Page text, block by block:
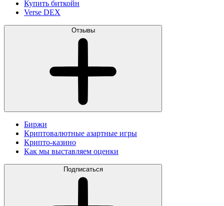
Купить биткойн
Verse DEX
Отзывы
Биржи
Криптовалютные азартные игры
Крипто-казино
Как мы выставляем оценки
Подписаться